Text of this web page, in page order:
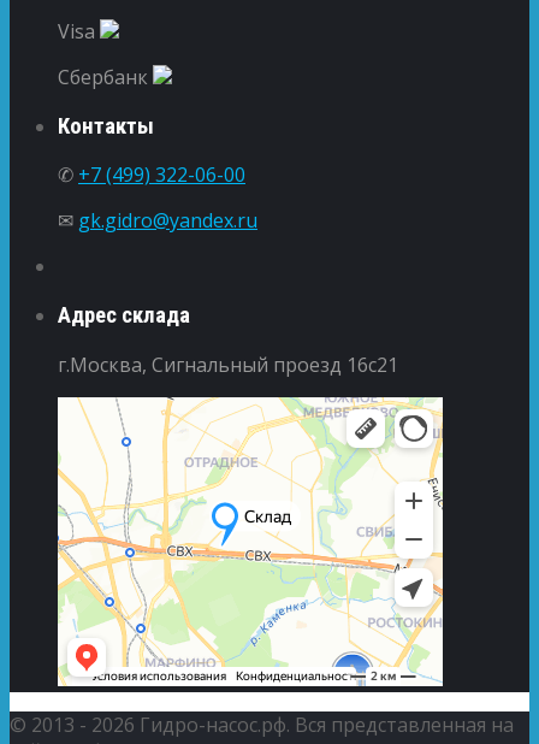
Visa
Сбербанк
Контакты
✆ +7 (499) 322-06-00
✉ gk.gidro@yandex.ru
Адрес склада
г.Москва, Сигнальный проезд 16с21
© 2013 - 2026 Гидро-насос.рф. Вся представленная на